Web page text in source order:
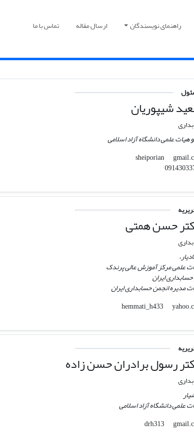
راهنمای نویسندگان ارسال مقاله تماس با ما
شیپوریان
علمی دانشگاه آزاد اسلامی
حسن همتی
علمی مرکز آموزش عالی پرندک
ایران
مدیره انجمن حسابداری ایران
رسول برادران حسن زاده
علمی دانشگاه آزاد اسلامی